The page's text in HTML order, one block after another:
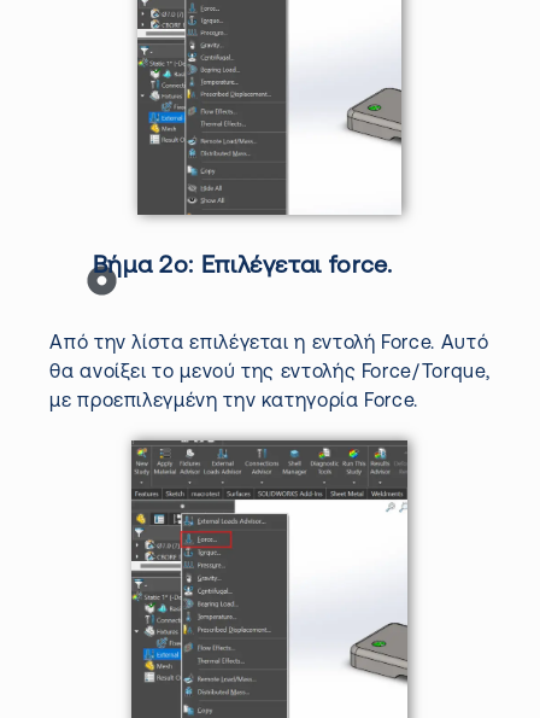
Βήμα 2ο: Επιλέγεται force.
Από την λίστα επιλέγεται η εντολή Force. Αυτό
θα ανοίξει το μενού της εντολής Force/
Torque,
με προεπιλεγμένη την κατηγορία Force.